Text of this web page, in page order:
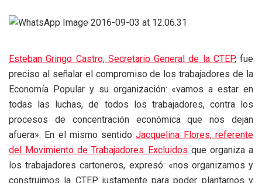
Esteban Gringo Castro, Secretario General de la CTEP, fue
preciso al señalar el compromiso de los trabajadores de la
Economía Popular y su organización: «vamos a estar en
todas las luchas, de todos los trabajadores, contra los
procesos de concentración económica que nos dejan
afuera». En el mismo sentidoJacquelina Flores, referente
del Movimiento de Trabajadores Excluidos que organiza a
los trabajadores cartoneros, expresó: «nos organizamos y
construimos la CTEP justamente para poder plantarnos y